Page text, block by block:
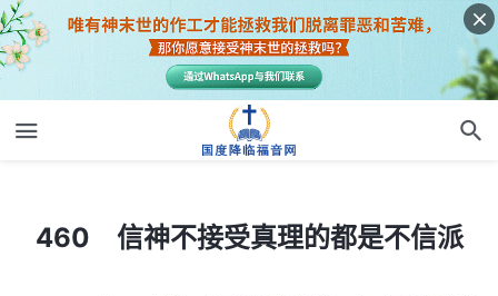
460 信神不接受真理的都是不信派
460 信神不接受真理的都是不信派